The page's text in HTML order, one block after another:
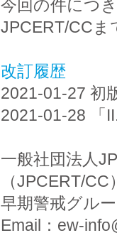
今回の件につ
JPCERT/CCま
改訂履歴
2021-01-27 初
2021-01-28 「
一般社団法人
（JPCERT/CC
早期警戒グル
Email：ew-